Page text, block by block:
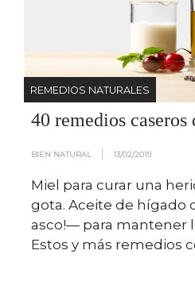
REMEDIOS NATURALES
40 remedios
BIEN NATURAL | 13/02/2019
Miel para curar una
gota. Aceite de hígado
asco!— para mantener
Estos y más remedios